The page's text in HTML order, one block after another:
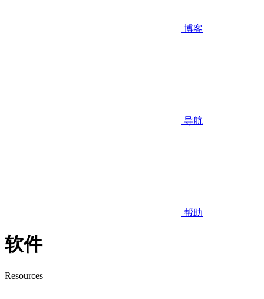
博客
导航
帮助
软件
Resources